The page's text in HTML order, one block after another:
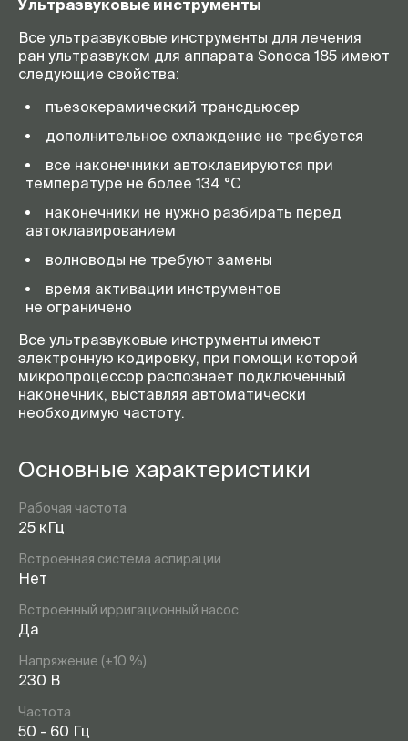
Ультразвуковые инструменты
Все ультразвуковые инструменты для лечения
ран ультразвуком для аппарата Sonoca 185 имеют
следующие свойства:
пъезокерамический трансдьюсер
дополнительное охлаждение не требуется
все наконечники автоклавируются при
температуре не более 134 °C
наконечники не нужно разбирать перед
автоклавированием
волноводы не требуют замены
время активации инструментов
не ограничено
Все ультразвуковые инструменты имеют
электронную кодировку, при помощи которой
микропроцессор распознает подключенный
наконечник, выставляя автоматически
необходимую частоту.
Основные характеристики
Рабочая частота
25 кГц
Встроенная система аспирации
Нет
Встроенный ирригационный насос
Да
Напряжение (±10 %)
230 В
Частота
50 - 60 Гц